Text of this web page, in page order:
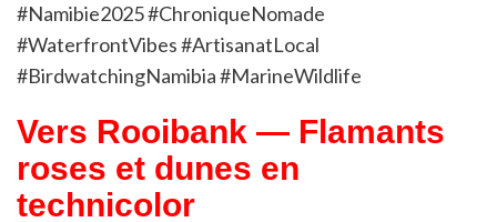
#Namibie2025 #ChroniqueNomade
#WaterfrontVibes #ArtisanatLocal
#BirdwatchingNamibia #MarineWildlife
Vers Rooibank — Flamants
roses et dunes en
technicolor